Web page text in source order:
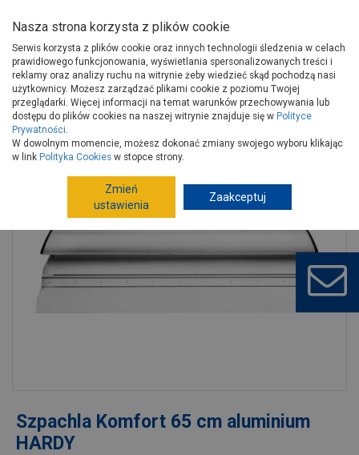
Strona główna Narzędzia
Narzędzia ręczne, warsztat
Narzędzia murarskie
Szpachle
Szpachla Komfort 65 cm aluminium HARDY
Szpachla Komfort 65 cm aluminium
HARDY
Nasza strona korzysta z plików cookie
Serwis korzysta z plików cookie oraz innych technologii śledzenia w celach
prawidłowego funkcjonowania, wyświetlania spersonalizowanych treści i
reklamy oraz analizy ruchu na witrynie żeby wiedzieć skąd pochodzą nasi
użytkownicy. Możesz zarządzać plikami cookie z poziomu Twojej
przeglądarki. Więcej informacji na temat warunków przechowywania lub
dostępu do plików cookies na naszej witrynie znajduje się w Polityce
Prywatności.
W dowolnym momencie, możesz dokonać zmiany swojego wyboru klikając
w link Polityka Cookies w stopce strony.
Zmień
ustawienia
Zaakceptuj